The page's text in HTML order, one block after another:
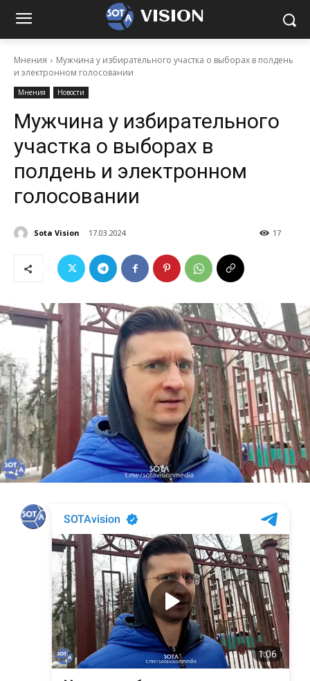
VISION
Мнения
Мужчина у избирательного участка о выборах в полдень
и электронном голосовании
Мнения Новости
Мужчина у избирательного
участка о выборах в
полдень и электронном
голосовании
Sota Vision 17.03.2024 17